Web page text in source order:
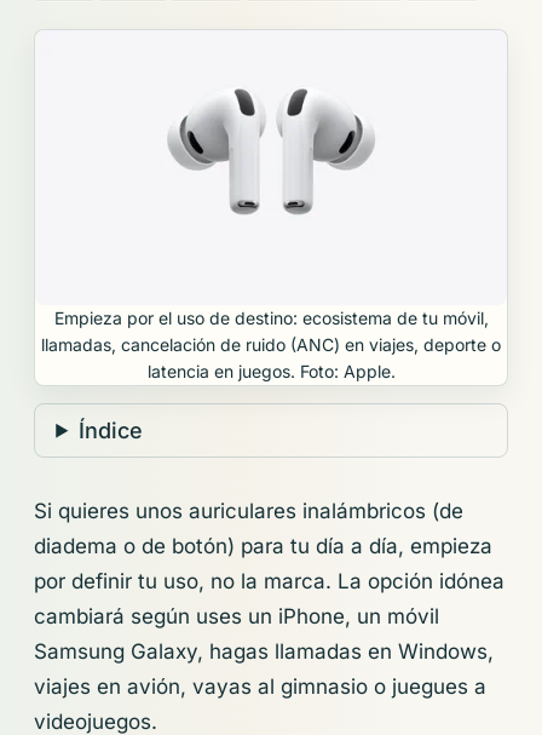
Empieza por el uso de destino: ecosistema de tu móvil,
llamadas, cancelación de ruido (ANC) en viajes, deporte o
latencia en juegos. Foto: Apple.
Índice
Si quieres unos auriculares inalámbricos (de
diadema o de botón) para tu día a día, empieza
por definir tu uso, no la marca. La opción idónea
cambiará según uses un iPhone, un móvil
Samsung Galaxy, hagas llamadas en Windows,
viajes en avión, vayas al gimnasio o juegues a
videojuegos.